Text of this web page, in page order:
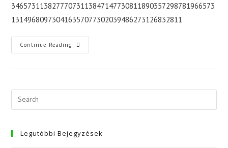
34657311382777073113847147730811890357298781966573
131496809730416357077302039486273126832811
Continue Reading Ideiglenes
Felvételi
Es
Osztályába
Legutóbbi Bejegyzések